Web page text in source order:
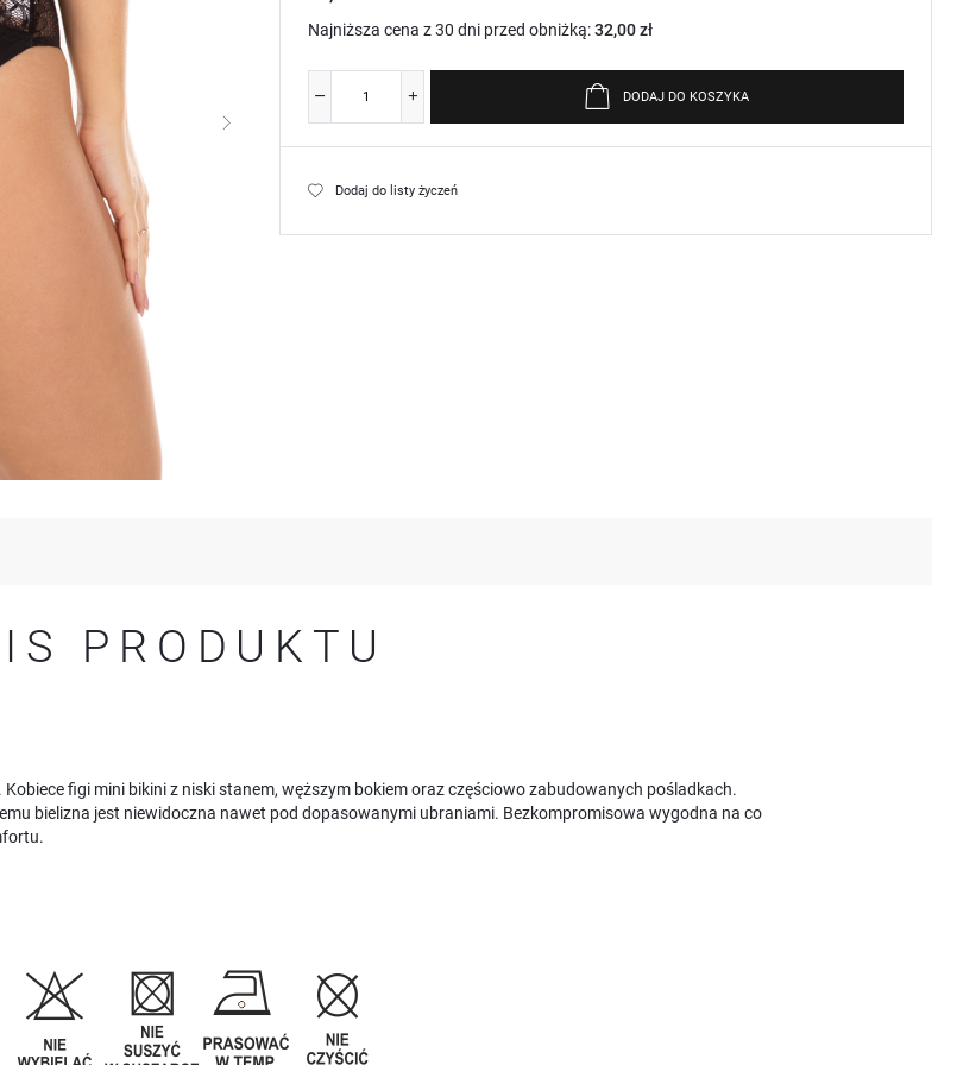
Najniższa cena z 30 dni przed obniżką:32,00 zł
DODAJ DO KOSZYKA
Dodaj do listy życzeń
PRODUKTU
Kobiece figi mini bikini z niski stanem, węższym bokiem oraz częściowo zabudowanych pośladkach.
bielizna jest niewidoczna nawet pod dopasowanymi ubraniami. Bezkompromisowa wygodna na co
Możesz zmienić ustawienia cookies lub zaakceptować je
momencie możesz dokonać zmiany swoich ustawień.